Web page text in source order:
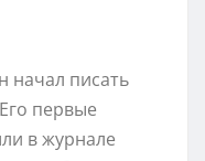
начал писать
первые
в журнале